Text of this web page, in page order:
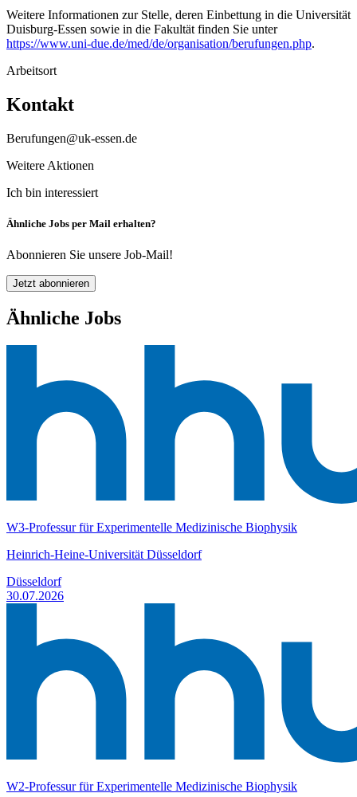
Weitere Informationen zur Stelle, deren Einbettung in die Universität
Duisburg-Essen sowie in die Fakultät finden Sie unter
https://www.uni-due.de/med/de/organisation/berufungen.php.
Arbeitsort
Kontakt
Berufungen@uk-essen.de
Weitere Aktionen
Ich bin interessiert
Ähnliche Jobs per Mail erhalten?
Abonnieren Sie unsere Job-Mail!
Jetzt abonnieren
Ähnliche Jobs
W3-Professur für Experimentelle Medizinische Biophysik
Heinrich-Heine-Universität Düsseldorf
Düsseldorf
30.07.2026
W2-Professur für Experimentelle Medizinische Biophysik